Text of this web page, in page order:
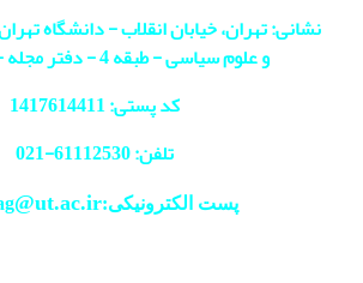
نشانی: تهران، خیابان انقلاب - دانشگاه
و علوم سیاسی - طبقه 4 - دفتر مجله - اتاق 413
کد پستی: 1417614411
تلفن: 61112530-
021
پست الکترونیکی:lawmag@ut.ac.ir